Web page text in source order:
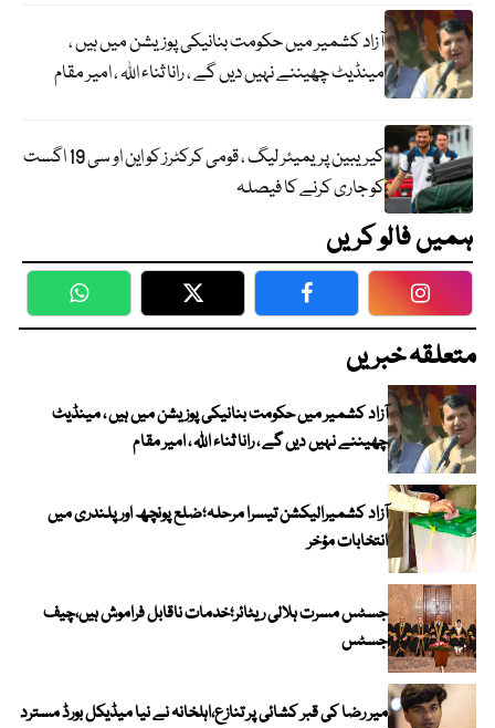
آزاد کشمیر میں حکومت بنانیکی پوزیشن میں ہیں ،
مینڈیٹ چھیننے نہیں دیں گے ، رانا ثناء اللہ ، امیر مقام
کیریبین پریمیئر لیگ ، قومی کرکٹرز کو این او سی 19 اگست
کو جاری کرنے کا فیصلہ
ہمیں فالو کریں
WhatsApp Twitter Facebook
متعلقہ خبریں
آزاد کشمیر میں حکومت بنانیکی پوزیشن میں ہیں ، مینڈیٹ
چھیننے نہیں دیں گے ، رانا ثناء اللہ ، امیر مقام
آزاد کشمیرالیکشن تیسرا مرحلہ؛ضلع پونچھ اور پلندری میں
انتخابات مؤخر
جسٹس مسرت ہلالی ریٹائر؛خدمات ناقابل فراموش ہیں،چیف
جسٹس
میر رضا کی قبر کشائی پر تنازع،اہلخانہ نے نیا میڈیکل بورڈ مسترد